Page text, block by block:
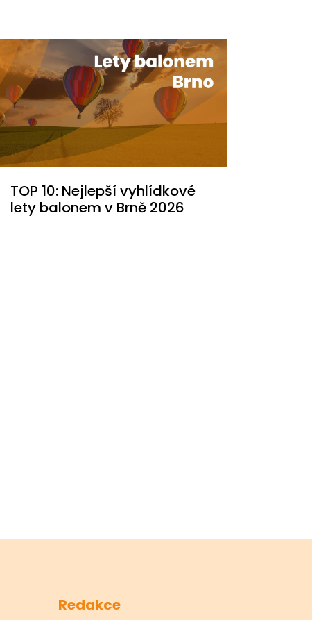
TOP 10: Nejlepší vyhlídkové
lety balonem v Brně 2026
Redakce